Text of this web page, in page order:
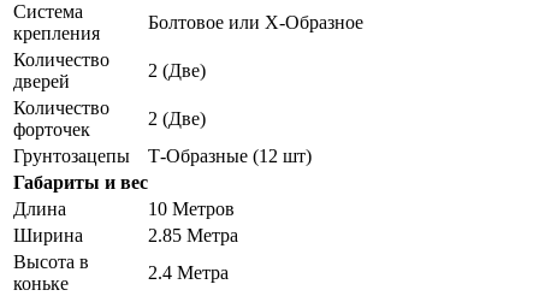
Система
крепления
Болтовое или Х-Образное
Количество
дверей
2 (Две)
Количество
форточек
2 (Две)
Грунтозацепы
Т-Образные (12 шт)
Габариты и вес
Длина
10 Метров
Ширина
2.85 Метра
Высота в
коньке
2.4 Метра